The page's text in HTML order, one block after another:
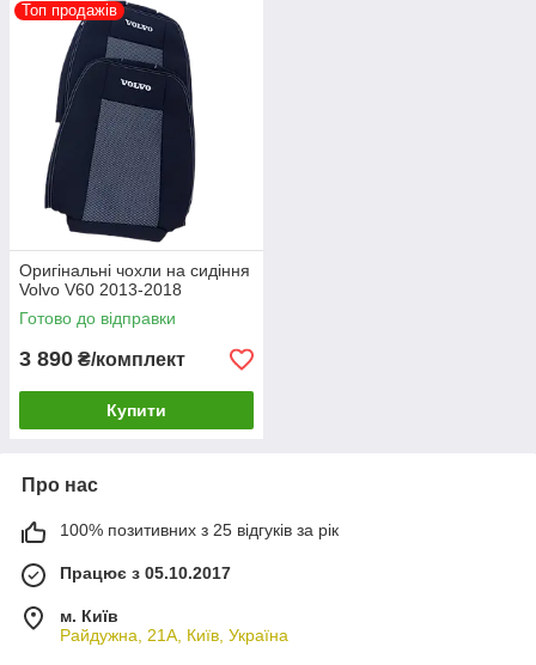
Топ продажів
Оригінальні чохли на сидіння
Volvo V60 2013-2018
Готово до відправки
3 890 ₴/комплект
Купити
Про нас
100% позитивних з 25 відгуків за рік
Працює з 05.10.2017
м. Київ
Райдужна, 21А, Київ, Україна